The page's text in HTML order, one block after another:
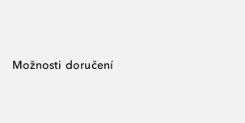
Možnosti doručení